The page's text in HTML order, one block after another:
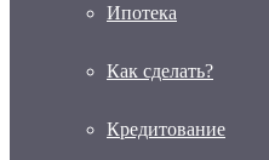
Ипотека
Как сделать?
Кредитование